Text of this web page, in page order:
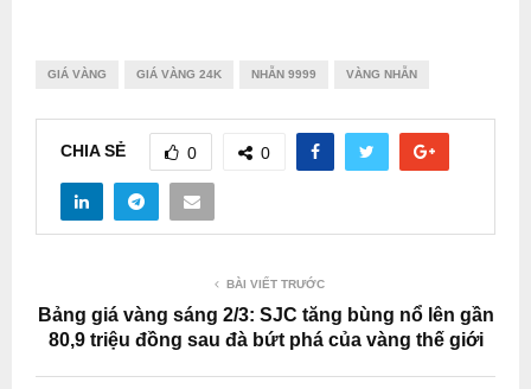
GIÁ VÀNG GIÁ VÀNG 24K NHẪN 9999 VÀNG NHẪN
CHIA SẺ 0 0
BÀI VIẾT TRƯỚC
Bảng giá vàng sáng 2/3: SJC tăng bùng nổ lên gần
80,9 triệu đồng sau đà bứt phá của vàng thế giới